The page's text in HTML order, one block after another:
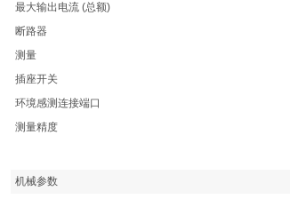
最大输出电流 (总额)
断路器
测量
插座开关
环境感测连接端口
测量精度
机械参数